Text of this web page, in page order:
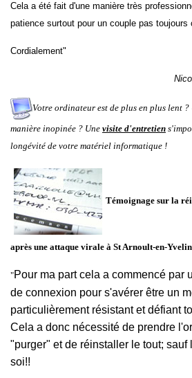
Cela a été fait d'une manière très
patience surtout pour un couple pas toujours
Cordialement"
Votre ordinateur est de plus en plus lent
manière inopinée ? Une visite d'entretien
longévité de votre matériel informatique !
Témoignage sur la
après une attaque virale à St Arnoult-en-
"Pour ma part cela a commencé par
de connexion pour s'avérer être un
particulièrement résistant et défiant
Cela a donc nécessité de prendre
"purger" et de réinstaller le tout; sauf
soi!!